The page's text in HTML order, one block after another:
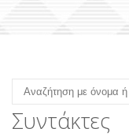
Συντάκτες